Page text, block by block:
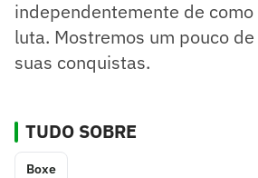
independentemente de
luta. Mostremos um pouco
suas conquistas.
TUDO SOBRE
Boxe